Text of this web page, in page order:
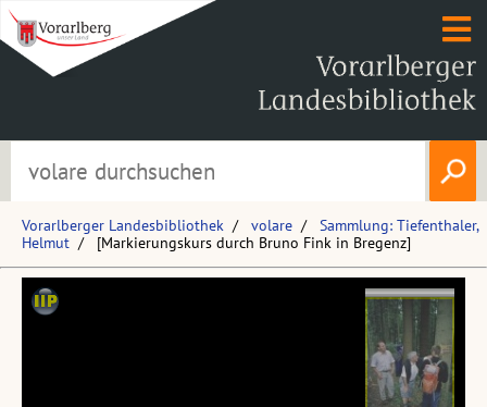
Vorarlberger Landesbibliothek volare
Sammlung: Tiefenthaler,
Helmut
[Markierungskurs durch Bruno Fink in Bregenz]